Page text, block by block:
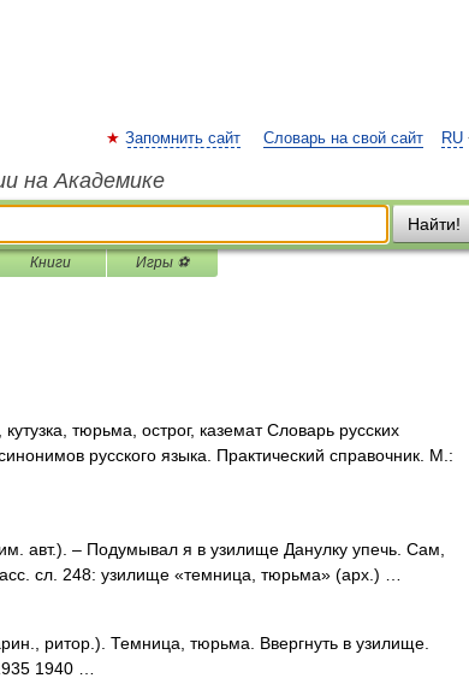
RU
Запомнить сайт Словарь на свой сайт
на Академике
Найти!
Книги Игры ⚽
тюрьма, острог, каземат Словарь русских
русского языка. Практический справочник. М.:
– Подумывал я в узилище Данулку упечь. Сам,
сл. 248: узилище «темница, тюрьма» (арх.) …
ритор.). Темница, тюрьма. Ввергнуть в узилище.
1940 …